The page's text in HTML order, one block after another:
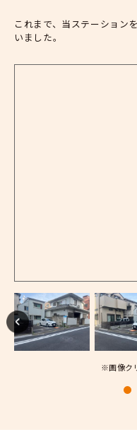
これまで、当ステーション
いました。
※画像ク